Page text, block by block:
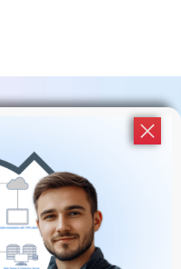
Обновления
узнавайте об